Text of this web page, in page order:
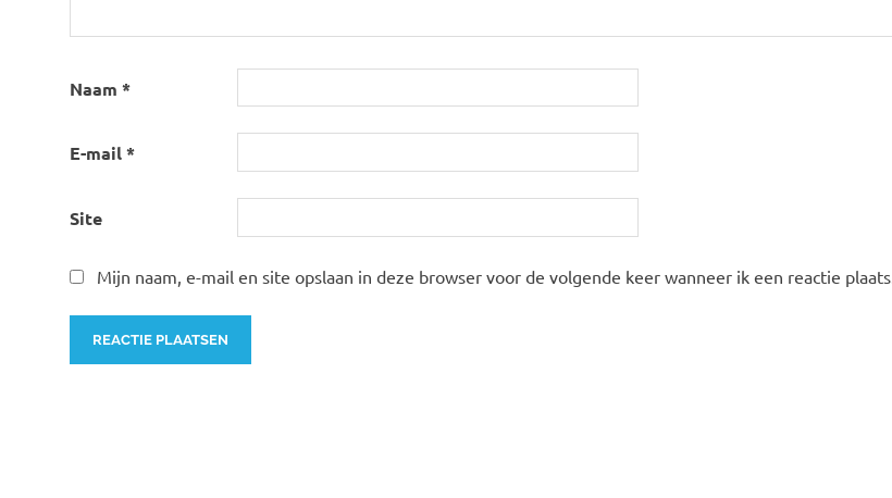
Naam *
E-mail*
Site
Mijn naam, e-mail en site opslaan in deze browser voor de volgende keer wanneer ik een reactie plaats.